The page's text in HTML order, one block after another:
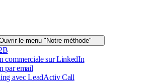
Ouvrir le menu "Notre méthode"
commerciale sur LinkedIn
par email
avec LeadActiv Call